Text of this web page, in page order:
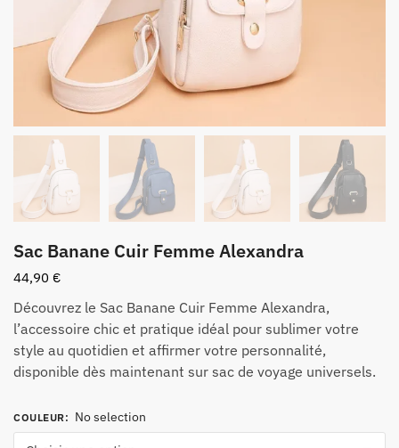
Sac Banane Cuir Femme Alexandra
44,90 €
Découvrez le Sac Banane Cuir Femme Alexandra,
l’accessoire chic et pratique idéal pour sublimer votre
style au quotidien et affirmer votre personnalité,
disponible dès maintenant sur sac de voyage universels.
COULEUR: No selection